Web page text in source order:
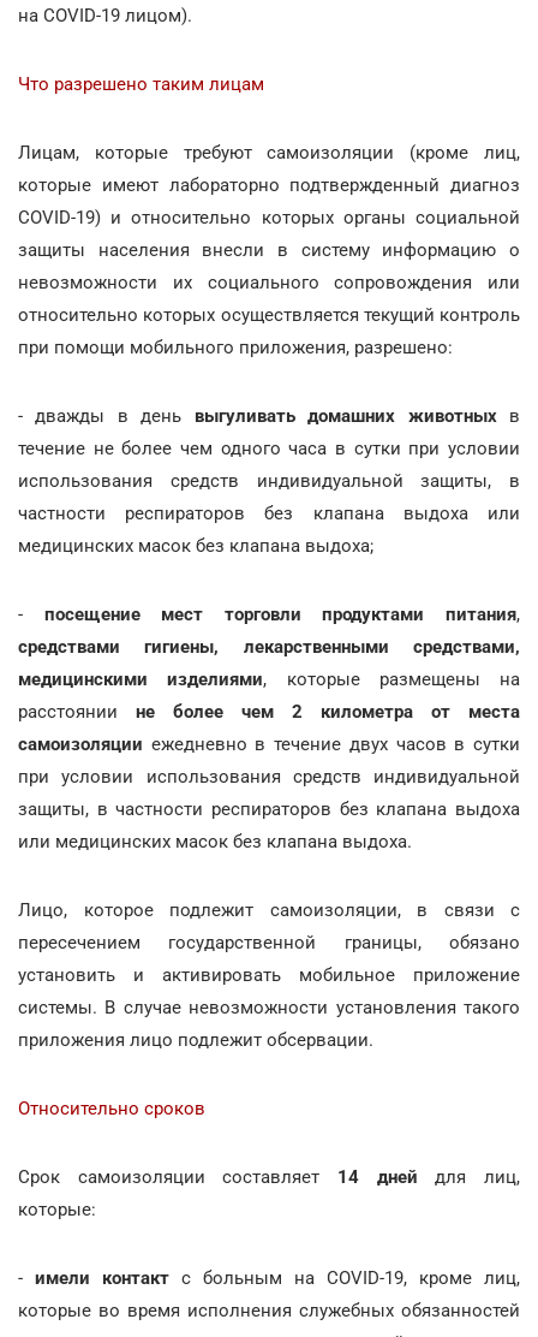
на COVID-19 лицом).
Что разрешено таким лицам
Лицам, которые требуют самоизоляции (кроме лиц,
которые имеют лабораторно подтвержденный диагноз
COVID-19) и относительно которых органы социальной
защиты населения внесли в систему информацию о
невозможности их социального сопровождения или
относительно которых осуществляется текущий контроль
при помощи мобильного приложения, разрешено:
- дважды в день выгуливать домашних животныхв
течение не более чем одного часа в сутки при условии
использования средств индивидуальной защиты, в
частности респираторов без клапана выдоха или
медицинских масок без клапана выдоха;
- посещение мест торговли продуктами питания,
средствами гигиены, лекарственными средствами,
медицинскими изделиями, которые размещены на
расстоянии не более чем 2 километра от места
самоизоляции ежедневно в течение двух часов в сутки
при условии использования средств индивидуальной
защиты, в частности респираторов без клапана выдоха
или медицинских масок без клапана выдоха.
Лицо, которое подлежит самоизоляции, в связи с
пересечением государственной границы, обязано
установить и активировать мобильное приложение
системы. В случае невозможности установления такого
приложения лицо подлежит обсервации.
Относительно сроков
Срок самоизоляции составляет 14 дней для лиц,
которые:
- имели контакт с больным на COVID-19, кроме лиц,
которые во время исполнения служебных обязанностей